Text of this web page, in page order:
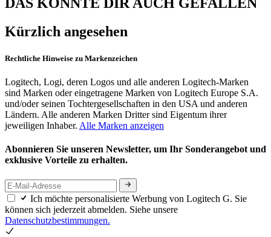
DAS KÖNNTE DIR AUCH GEFALLEN
Kürzlich angesehen
Rechtliche Hinweise zu Markenzeichen
Logitech, Logi, deren Logos und alle anderen Logitech-Marken
sind Marken oder eingetragene Marken von Logitech Europe S.A.
und/oder seinen Tochtergesellschaften in den USA und anderen
Ländern. Alle anderen Marken Dritter sind Eigentum ihrer
jeweiligen Inhaber. Alle Marken anzeigen
Abonnieren Sie unseren Newsletter, um Ihr Sonderangebot und
exklusive Vorteile zu erhalten.
Ich möchte personalisierte Werbung von Logitech G. Sie
können sich jederzeit abmelden. Siehe unsere
Datenschutzbestimmungen.